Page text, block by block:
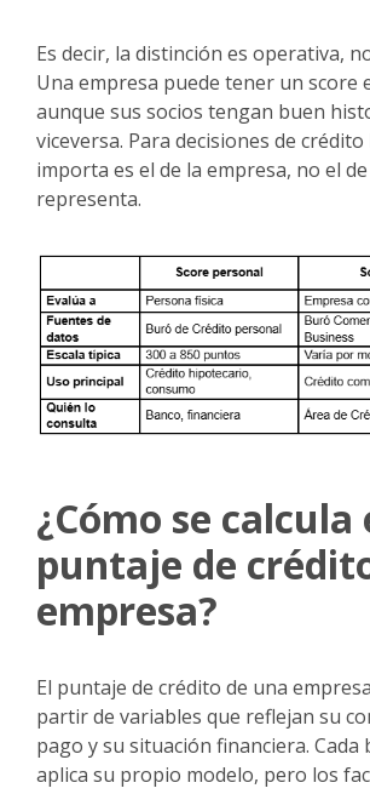
Es decir, la distinción es operativa,
Una empresa puede tener un score
aunque sus socios tengan buen
viceversa. Para decisiones de
importa es el de la empresa, no el
representa.
¿Cómo se calcula
puntaje de
empresa?
El puntaje de crédito de una
partir de variables que reflejan su
pago y su situación financiera. Cada
aplica su propio modelo, pero los